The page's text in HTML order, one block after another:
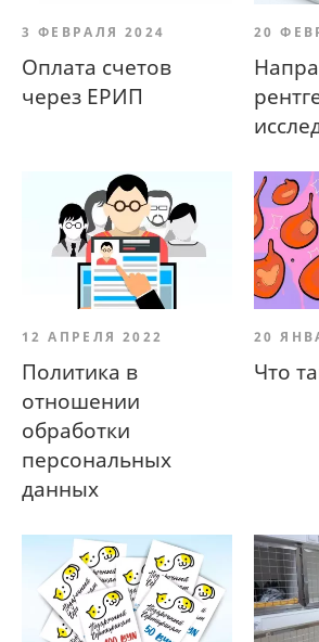
3 ФЕВРАЛЯ 2024
Оплата счетов
через ЕРИП
20
12 АПРЕЛЯ 2022
Политика в
отношении
обработки
персональных
данных
20
Что